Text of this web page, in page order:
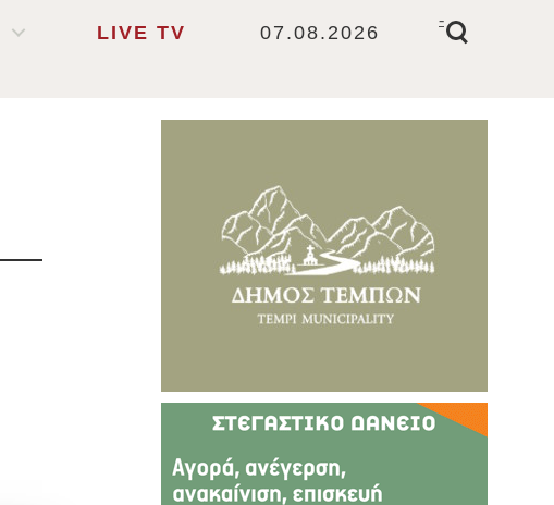
LIVE TV 07.08.2026
-